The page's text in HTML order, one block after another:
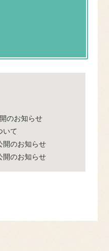
のお知らせ
いて
開のお知らせ
開のお知らせ